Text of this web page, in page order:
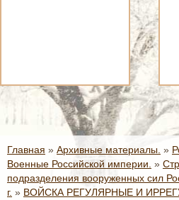
Главная » Архивные материалы. »
Военные Российской империи. »
подразделения вооруженных сил
г. » ВОЙСКА РЕГУЛЯРНЫЕ И